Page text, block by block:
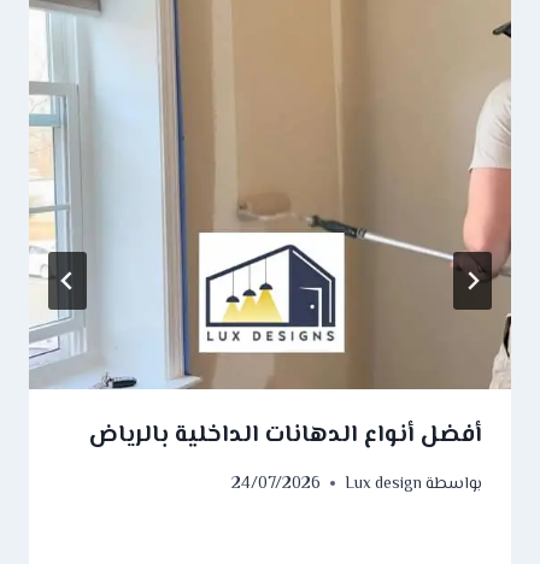
أفضل أنواع الدهانات الداخلية بالرياض
بواسطةLux design
24/07/2026